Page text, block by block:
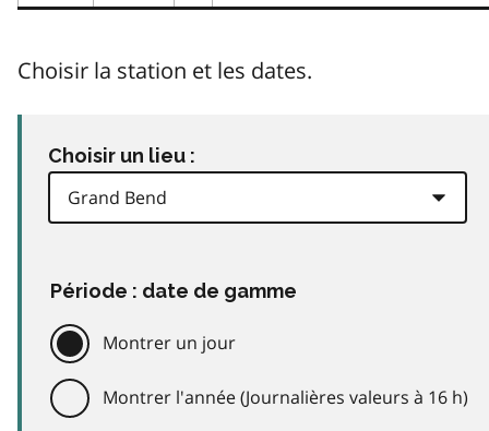
Choisir la station et les dates.
Choisir un lieu :
Période : date de gamme
Montrer un jour
Montrer l'année (Journalières valeurs à 16 h)